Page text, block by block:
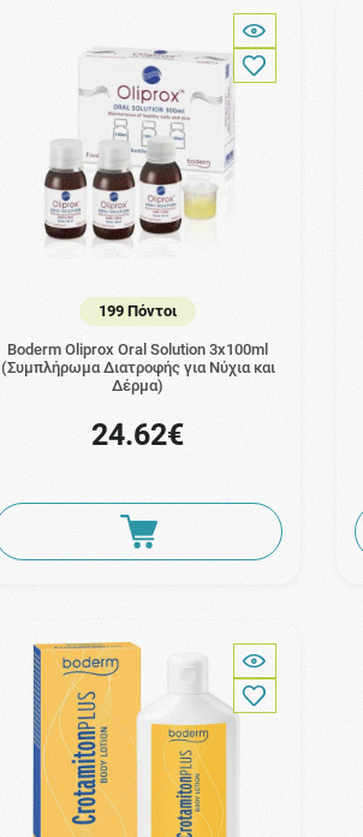
199 Πόντοι
Boderm Oliprox Oral Solution 3x100ml
(Συμπλήρωμα Διατροφής για Νύχια και
Δέρμα)
24.62€